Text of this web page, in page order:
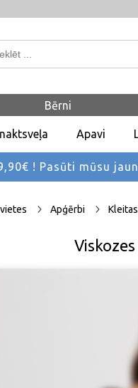
Apavi
Bērni
! Pasūti mūsu
Apģērbi Kleitas